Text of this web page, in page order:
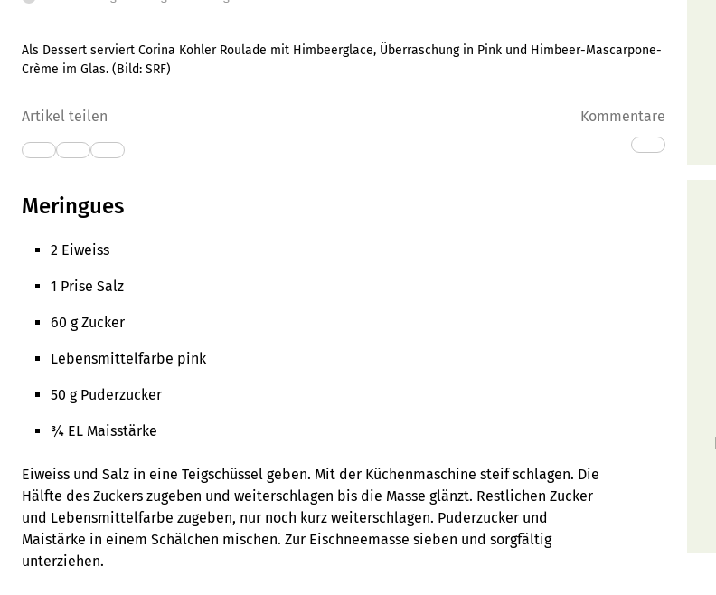
Als Dessert serviert Corina Kohler Roulade mit Himbeerglace, Überraschung in Pink und Himbeer-Mascarpone-
Crème im Glas. (Bild: SRF)
Artikel teilen Kommentare
Meringues
2 Eiweiss
1 Prise Salz
60 g Zucker
Lebensmittelfarbe pink
50 g Puderzucker
¾ EL Maisstärke
Eiweiss und Salz in eine Teigschüssel geben. Mit der Küchenmaschine steif schlagen. Die
Hälfte des Zuckers zugeben und weiterschlagen bis die Masse glänzt. Restlichen Zucker
und Lebensmittelfarbe zugeben, nur noch kurz weiterschlagen. Puderzucker und
Maistärke in einem Schälchen mischen. Zur Eischneemasse sieben und sorgfältig
unterziehen.